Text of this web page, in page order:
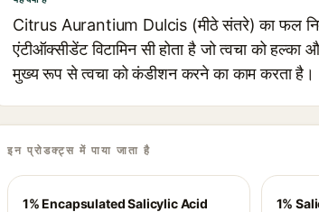
Citrus Aurantium Dulcis (मीठे संतरे) का फल
एंटीऑक्सीडेंट विटामिन सी होता है जो त्वचा को
मुख्य रूप से त्वचा को कंडीशन करने का काम करता है।
इन प्रोडक्ट्स में पाया जाता है
1% Encapsulated Salicylic Acid
1%